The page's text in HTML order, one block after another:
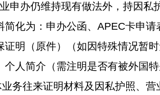
申办仍维持现有做法外，持因私
化为：申办公函、APEC卡申
明（原件）（如因特殊情况暂
人简介（需注明是否有被外国
务往来证明材料及因私护照、